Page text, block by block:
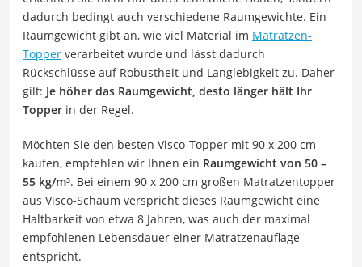
dadurch bedingt auch verschiedene Raumgewichte. Ein
Raumgewicht gibt an, wie viel Material im Matratzen-
Topper verarbeitet wurde und lässt dadurch
Rückschlüsse auf Robustheit und Langlebigkeit zu. Daher
gilt: Je höher das Raumgewicht, desto länger hält Ihr
Topper in der Regel.
Möchten Sie den besten Visco-Topper mit 90 x 200 cm
kaufen, empfehlen wir Ihnen ein Raumgewicht von 50 –
55 kg/m³. Bei einem 90 x 200 cm großen Matratzentopper
aus Visco-Schaum verspricht dieses Raumgewicht eine
Haltbarkeit von etwa 8 Jahren, was auch der maximal
empfohlenen Lebensdauer einer Matratzenauflage
entspricht.